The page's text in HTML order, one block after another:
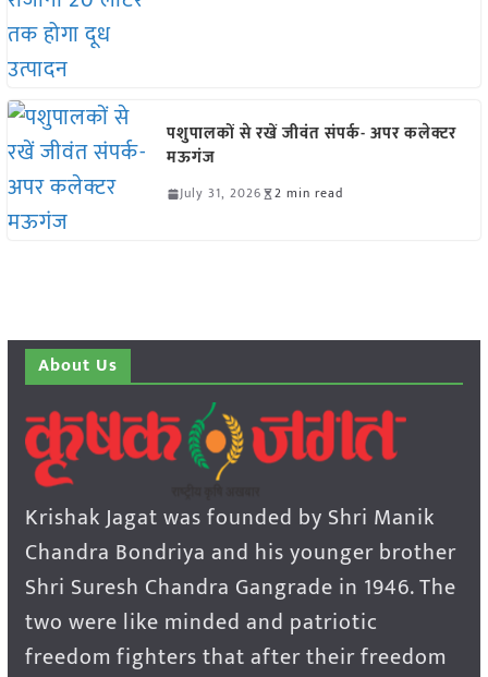
पशुपालकों से रखें जीवंत संपर्क- अपर कलेक्टर
मऊगंज
July 31, 2026 2 min read
About Us
Krishak Jagat was founded by Shri Manik
Chandra Bondriya and his younger brother
Shri Suresh Chandra Gangrade in 1946. The
two were like minded and patriotic
freedom fighters that after their freedom